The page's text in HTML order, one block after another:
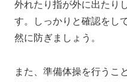
外れたり指が外に出たり
す。しっかりと確認をし
然に防ぎましょう。
また、準備体操を行うこ